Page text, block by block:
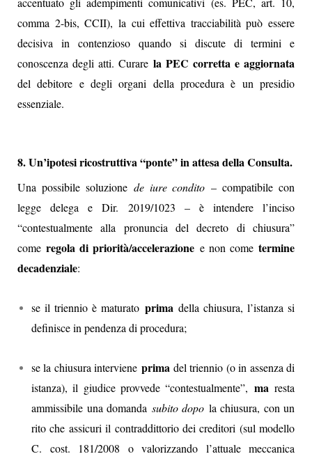
comma 2-bis, CCII), la cui effettiva tracciabilità può essere
decisiva in contenzioso quando si discute di termini e
conoscenza degli atti. Curare la PEC corretta e aggiornata
del debitore e degli organi della procedura è un presidio
essenziale.
8. Un’ipotesi ricostruttiva “ponte” in attesa della Consulta.
Una possibile soluzione de iure condito – compatibile con
legge delega e Dir. 2019/1023 – è intendere l’inciso
“contestualmente alla pronuncia del decreto di chiusura”
comeregola di priorità/accelerazione e non cometermine
decadenziale:
se il triennio è maturato prima della chiusura, l’istanza si
definisce in pendenza di procedura;
se la chiusura interviene prima del triennio (o in assenza di
istanza), il giudice provvede “contestualmente”, ma resta
ammissibile una domanda subito dopo la chiusura, con un
rito che assicuri il contraddittorio dei creditori (sul modello
C. cost. 181/2008 o valorizzando l’attuale meccanica